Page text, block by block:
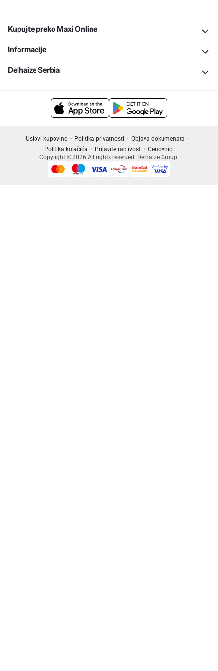
Kupujte preko Maxi Online
Informacije
Delhaize Serbia
Uslovi kupovine Politika privatnosti
Objava dokumenata
Politika kolačića
Prijavite ranjivost
Cenovnici
Copyright © 2026 All rights reserved. Delhaize Group.